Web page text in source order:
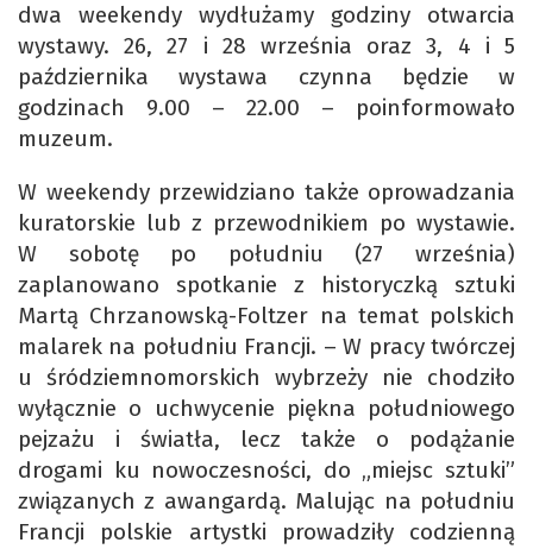
dwa weekendy wydłużamy godziny otwarcia
wystawy. 26, 27 i 28 września oraz 3, 4 i 5
października wystawa czynna będzie w
godzinach 9.00 – 22.00 – poinformowało
muzeum.
W weekendy przewidziano także oprowadzania
kuratorskie lub z przewodnikiem po wystawie.
W sobotę po południu (27 września)
zaplanowano spotkanie z historyczką sztuki
Martą Chrzanowską-Foltzer na temat polskich
malarek na południu Francji. – W pracy twórczej
u śródziemnomorskich wybrzeży nie chodziło
wyłącznie o uchwycenie piękna południowego
pejzażu i światła, lecz także o podążanie
drogami ku nowoczesności, do „miejsc sztuki”
związanych z awangardą. Malując na południu
Francji polskie artystki prowadziły codzienną